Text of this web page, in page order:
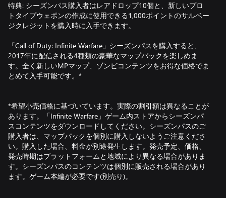
特典: シーズンパス購入者はレアドロップ10個と、新しいプロ
トタイプウェポンの作成に使用できる1,000ポイントのサルベー
ジクレジットを購入時に入手できます。
「Call of Duty: Infinite Warfare」シーズンパスを購入すると、
2017年に配信される4種類の豪華なマップパックを楽しめま
す。全く新しいMPマップ、ゾンビコンテンツをお得な価格でま
とめて入手可能です。*
*希望小売価格に基づいています。実際の割引額は異なることが
あります。「Infinite Warfare」ゲーム内ストアからシーズンパ
スコンテンツをダウンロードしてください。シーズンパスのご
購入者は、マップパックを個別に購入しないようご注意くださ
い。購入した場合、料金が別途発生します。発売予定、価格、
発売時期はプラットフォームと地域により異なる場合がありま
す。シーズンパスのコンテンツは個別に販売される場合があり
ます。ゲーム本編が必要です(別売り)。